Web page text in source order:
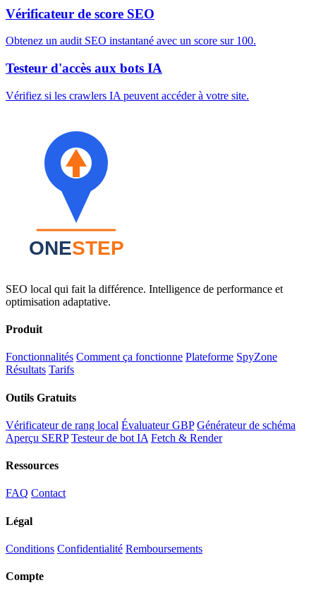
Vérificateur de score SEO
Obtenez un audit SEO instantané avec un score sur 100.
Testeur d'accès aux bots IA
Vérifiez si les crawlers IA peuvent accéder à votre site.
SEO local qui fait la différence. Intelligence de performance et
optimisation adaptative.
Produit
Fonctionnalités Comment ça fonctionne Plateforme SpyZone
Résultats Tarifs
Outils Gratuits
Vérificateur de rang local Évaluateur GBP Générateur de schéma
Aperçu SERP Testeur de bot IA Fetch & Render
Ressources
FAQ Contact
Légal
Conditions Confidentialité Remboursements
Compte